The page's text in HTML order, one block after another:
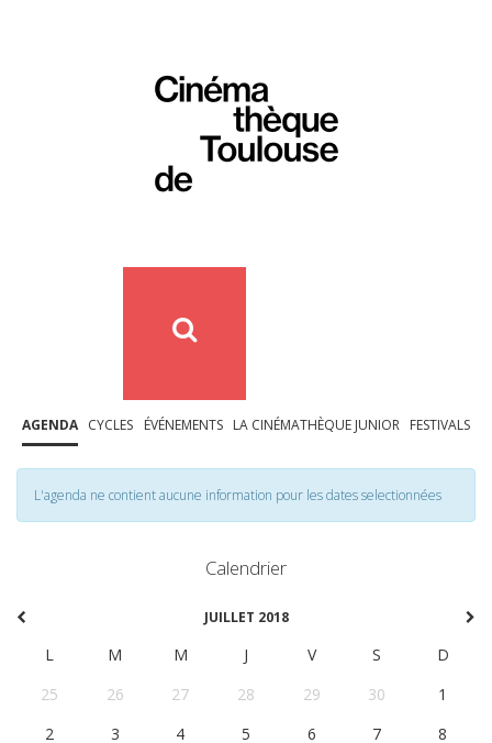
AGENDA CYCLES ÉVÉNEMENTS LA CINÉMATHÈQUE JUNIOR FESTIVALS
L'agenda ne contient aucune information pour les dates selectionnées
Calendrier
JUILLET 2018
L M M J V S
D
25
26 27 28 29 30
1
2
3 4 5 6 7
8